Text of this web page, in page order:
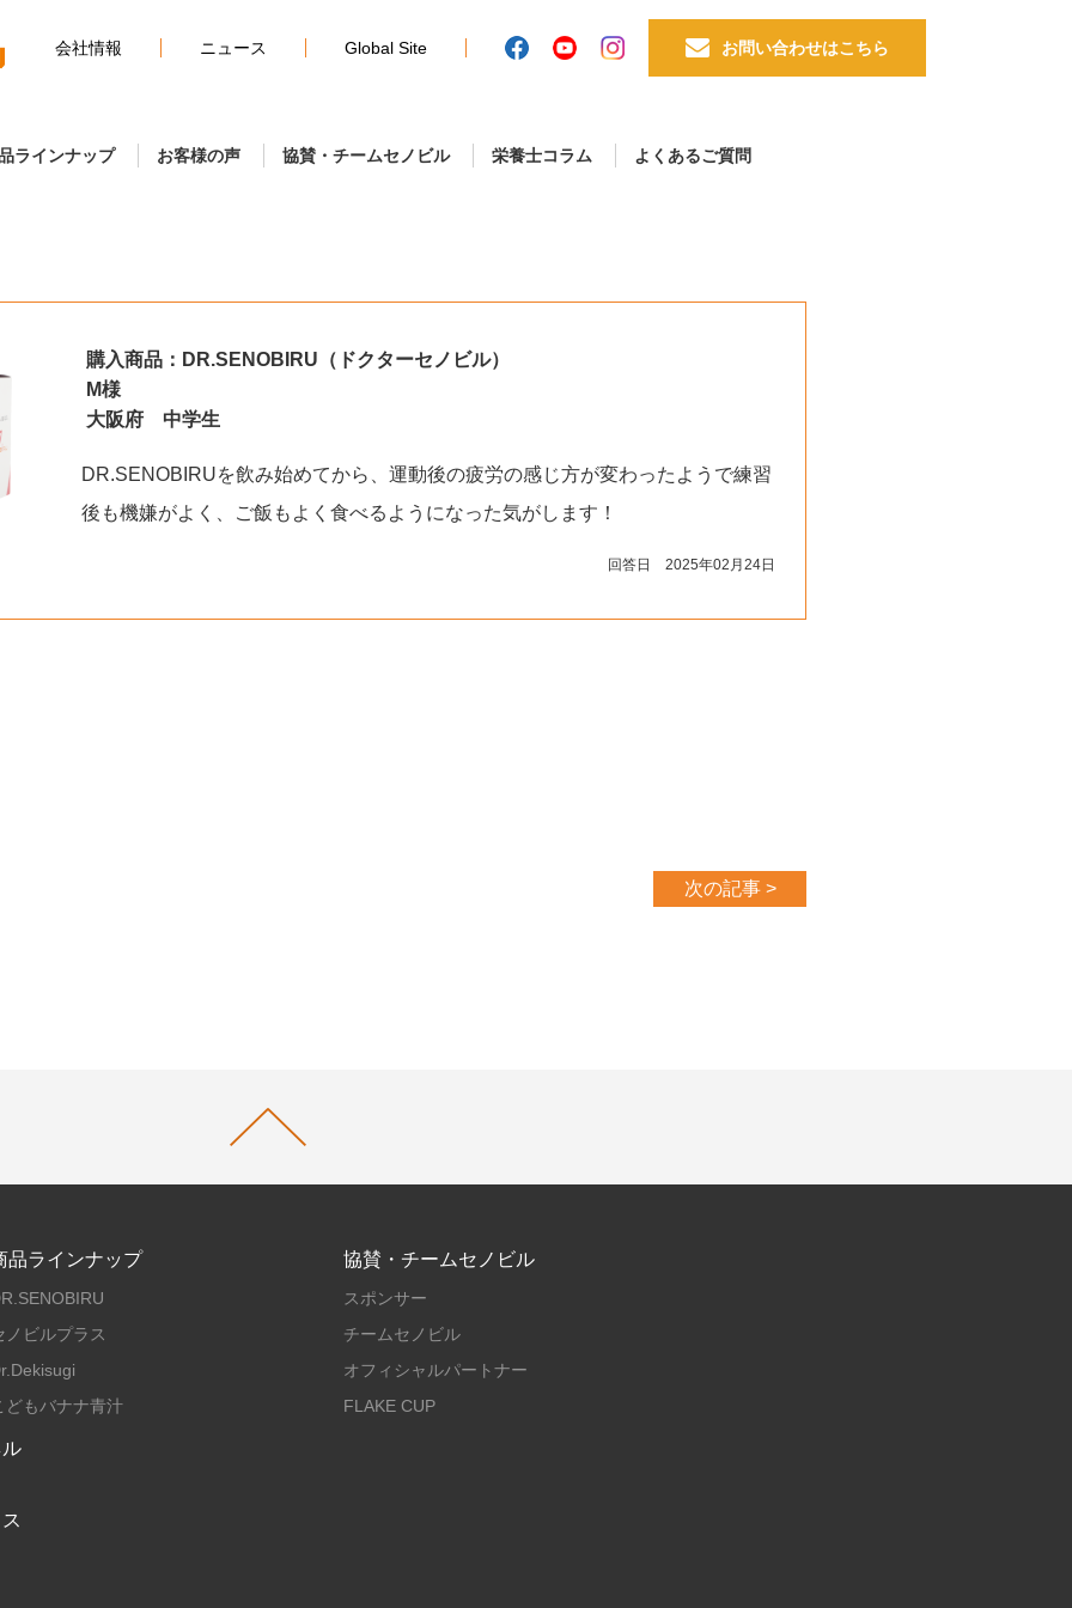
会社情報 ニュース Global Site お問い合わせはこちら
ラインナップ お客様の声 協賛・チームセノビル 栄養士コラム よくあるご質問
購入商品：DR.SENOBIRU（ドクターセノビル）
M様
大阪府 中学生
DR.SENOBIRUを飲み始めてから、運動後の疲労の感じ方が変わったようで練習
後も機嫌がよく、ご飯もよく食べるようになった気がします！
回答日 2025年02月24日
次の記事 >
品ラインナップ
ノビルプラス
どもバナナ青汁
協賛・チームセノビル
スポンサー
チームセノビル
オフィシャルパートナー
FLAKE CUP